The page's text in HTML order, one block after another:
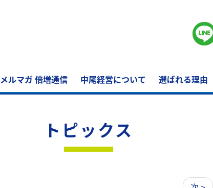
メルマガ 倍増通信 中尾経営について 選ばれる理由
トピックス